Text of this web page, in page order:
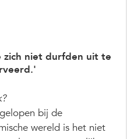
zich niet durfden uit te
bij de
wereld is het niet